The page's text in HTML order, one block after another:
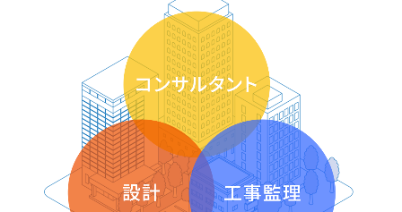
募集要項（機械）
お問い合わせ
プライバシーポリシー